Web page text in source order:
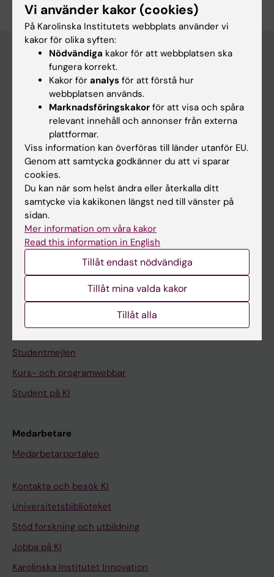
Huvudmeny
Utbildning
Forskarutbildning
Forskning
Om KI
På gång
Nyheter
Kalender
Student
Studentmejlen
Kurs- och programwebbar
Student på KI
Medarbetare
Medarbetarportalen
Kontakta och besök KI
Universitetsbiblioteket
Stöd forskning och utbildning
Jobba på KI
Karolinska Institutet Innovation
Vi använder kakor (cookies)
På Karolinska Institutets webbplats använder vi
kakor för olika syften:
Nödvändiga kakor för att webbplatsen ska
fungera korrekt.
Kakor för analys för att förstå hur
webbplatsen används.
Marknadsföringskakor för att visa och spåra
relevant innehåll och annonser från externa
plattformar.
Viss information kan överföras till länder utanför EU.
Genom att samtycka godkänner du att vi sparar
cookies.
Du kan när som helst ändra eller återkalla ditt
samtycke via kakikonen längst ned till vänster på
sidan.
Mer information om våra kakor
Read this information in English
Tillåt endast nödvändiga
Tillåt mina valda kakor
Tillåt alla